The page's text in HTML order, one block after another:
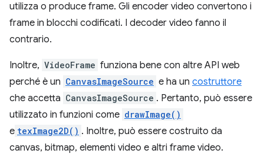
utilizza o produce frame. Gli encoder video convertono i
frame in blocchi codificati. I decoder video fanno il
contrario.
Inoltre, VideoFrame funziona bene con altre API web
perché è un CanvasImageSource e ha un costruttore
che accetta CanvasImageSource . Pertanto, può essere
utilizzato in funzioni come drawImage()
e texImage2D() . Inoltre, può essere costruito da
canvas, bitmap, elementi video e altri frame video.